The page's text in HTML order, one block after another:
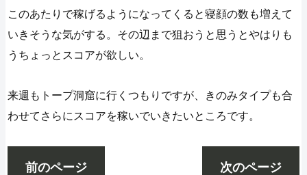
このあたりで稼げるようになってくると寝顔の数も増えて
いきそうな気がする。その辺まで狙おうと思うとやはりも
うちょっとスコアが欲しい。
来週もトープ洞窟に行くつもりですが、きのみタイプも合
わせてさらにスコアを稼いでいきたいところです。
前のページ 次のページ